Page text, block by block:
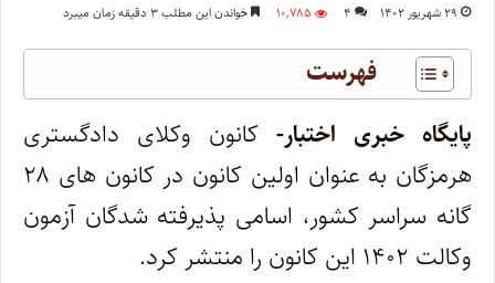
۲۹ شهریور ۱۴۰۲ ۴ ۱۰,۷۸۵ خواندن این مطلب ۳ دقیقه زمان میبرد
فهرست
پایگاه خبری اختبار- کانون وکلای دادگستری
هرمزگان به عنوان اولین کانون در کانون های ۲۸
گانه سراسر کشور، اسامی پذیرفته شدگان آزمون
وکالت ۱۴۰۲ این کانون را منتشر کرد.